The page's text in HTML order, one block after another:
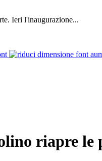
Ieri l'inaugurazione...
riapre